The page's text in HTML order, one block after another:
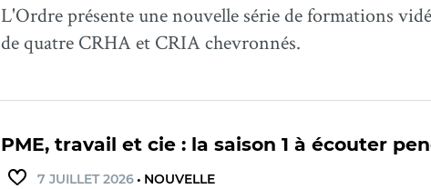
L'Ordre présente une nouvelle série de formations
de quatre CRHA et CRIA chevronnés.
PME, travail et cie : la saison 1 à écouter
7 JUILLET 2026• NOUVELLE